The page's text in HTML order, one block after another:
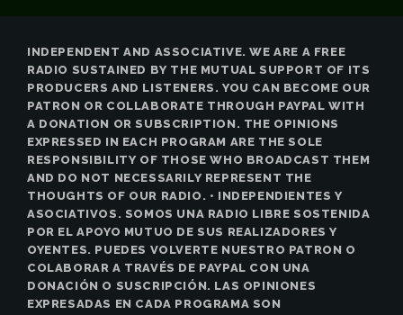
INDEPENDENT AND ASSOCIATIVE. WE ARE A FREE
RADIO SUSTAINED BY THE MUTUAL SUPPORT OF ITS
PRODUCERS AND LISTENERS. YOU CAN BECOME OUR
PATRON OR COLLABORATE THROUGH PAYPAL WITH
A DONATION OR SUBSCRIPTION. THE OPINIONS
EXPRESSED IN EACH PROGRAM ARE THE SOLE
RESPONSIBILITY OF THOSE WHO BROADCAST THEM
AND DO NOT NECESSARILY REPRESENT THE
THOUGHTS OF OUR RADIO. • INDEPENDIENTES Y
ASOCIATIVOS. SOMOS UNA RADIO LIBRE SOSTENIDA
POR EL APOYO MUTUO DE SUS REALIZADORES Y
OYENTES. PUEDES VOLVERTE NUESTRO PATRON O
COLABORAR A TRAVÉS DE PAYPAL CON UNA
DONACIÓN O SUSCRIPCIÓN. LAS OPINIONES
EXPRESADAS EN CADA PROGRAMA SON